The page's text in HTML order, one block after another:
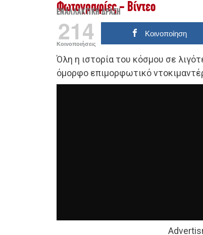
Φωτογραφίες - Βίντεο
ΕΝΑΛΛΑΚΤΙΚΉ ΔΡΆΣΗ
214
Κοινοποιήσεις
Κοινοποίηση
Όλη η ιστορία του κόσμου σε
όμορφο επιμορφωτικό